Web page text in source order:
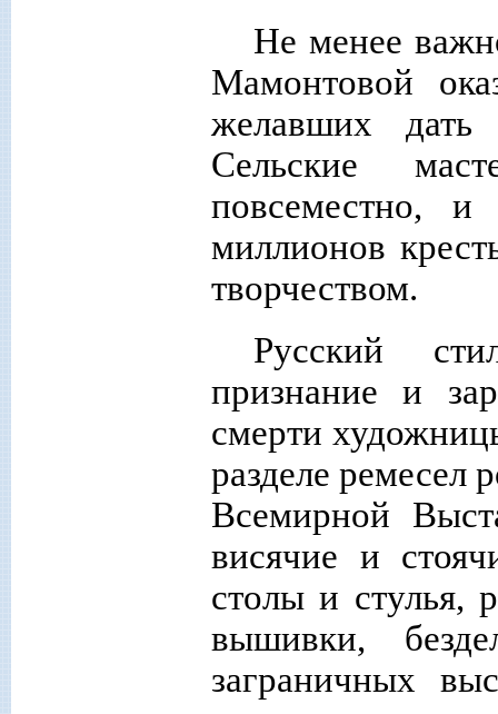
Не менее
Мамонтовой
желавших дать
Сельские
повсеместно,
миллионов
творчеством.
Русский
признание и
смерти
разделе ремесел
Всемирной
висячие и
столы и стулья,
вышивки,
заграничных